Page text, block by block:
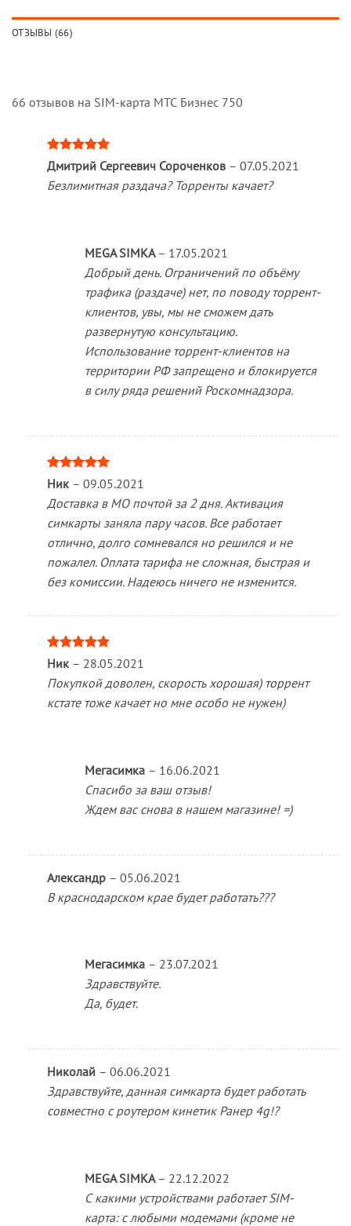
ОТЗЫВЫ (66)
66 отзывов на SIM-карта МТС Бизнес 750
Оценка5
из 5
Дмитрий Сергеевич Сороченков – 07.05.2021
Безлимитная раздача? Торренты качает?
MEGA SIMKA – 17.05.2021
Добрый день. Ограничений по объёму
трафика (раздаче) нет, по поводу торрент-
клиентов, увы, мы не сможем дать
развернутую консультацию.
Использование торрент-клиентов на
территории РФ запрещено и блокируется
в силу ряда решений Роскомнадзора.
Оценка5
из 5
Ник – 09.05.2021
Доставка в МО почтой за 2 дня. Активация
симкарты заняла пару часов. Все работает
отлично, долго сомневался но решился и не
пожалел. Оплата тарифа не сложная, быстрая и
без комиссии. Надеюсь ничего не изменится.
Оценка5
Ник – 28.05.2021
Покупкой доволен, скорость хорошая) торрент
кстате тоже качает но мне особо не нужен)
Мегасимка – 16.06.2021
Спасибо за ваш отзыв!
Ждем вас снова в нашем магазине! =)
Александр – 05.06.2021
В краснодарском крае будет работать???
Мегасимка – 23.07.2021
Здравствуйте.
Да, будет.
Николай – 06.06.2021
Здравствуйте, данная симкарта будет работать
совместно с роутером кинетик Ранер 4g!?
MEGA SIMKA – 22.12.2022
С какими устройствами работает SIM-
карта: с любыми модемами (кроме не